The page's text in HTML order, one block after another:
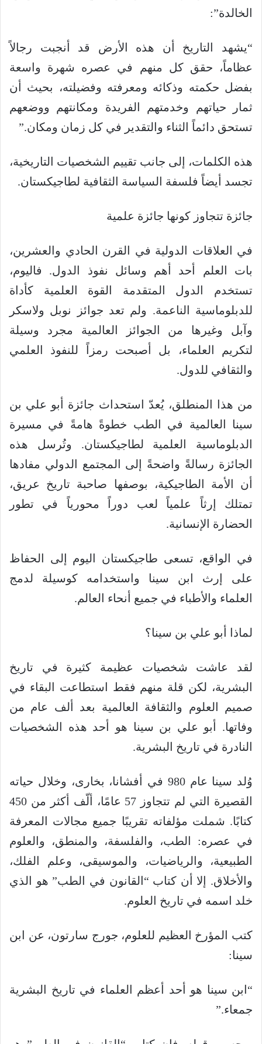
الخالدة”:
“يشهد التاريخ أن هذه الأرض قد أنجبت رجالاً
عظاماً، حقق كل منهم في عصره شهرة واسعة
بفضل حكمته وذكائه ومعرفته وفضيلته، بحيث أن
ثمار حياتهم وخدمتهم الفريدة ومكانتهم ووضعهم
تستحق دائماً الثناء والتقدير في كل زمان ومكان.”
هذه الكلمات، إلى جانب تقييم الشخصيات التاريخية،
تجسد أيضاً فلسفة السياسة الثقافية لطاجيكستان.
جائزة تتجاوز كونها جائزة علمية
في العلاقات الدولية في القرن الحادي والعشرين،
بات العلم أحد أهم وسائل نفوذ الدول. فاليوم،
تستخدم الدول المتقدمة القوة العلمية كأداة
للدبلوماسية الناعمة. ولم تعد جوائز نوبل ولاسكر
وآبل وغيرها من الجوائز العالمية مجرد وسيلة
لتكريم العلماء، بل أصبحت رمزاً للنفوذ العلمي
والثقافي للدول.
من هذا المنطلق، يُعدّ استحداث جائزة أبو علي بن
سينا العالمية في الطب خطوةً هامةً في مسيرة
الدبلوماسية العلمية لطاجيكستان. وتُرسل هذه
الجائزة رسالةً واضحةً إلى المجتمع الدولي مفادها
أن الأمة الطاجيكية، بوصفها صاحبة تاريخ عريق،
تمتلك إرثاً علمياً لعب دوراً محورياً في تطور
الحضارة الإنسانية.
في الواقع، تسعى طاجيكستان اليوم إلى الحفاظ
على إرث ابن سينا ​​واستخدامه كوسيلة لدمج
العلماء والأطباء في جميع أنحاء العالم.
لماذا أبو علي بن سينا؟
لقد عاشت شخصيات عظيمة كثيرة في تاريخ
البشرية، لكن قلة منهم فقط استطاعت البقاء في
صميم العلوم والثقافة العالمية بعد ألف عام من
وفاتها. أبو علي بن سينا ​​هو أحد هذه الشخصيات
النادرة في تاريخ البشرية.
وُلد سينا ​​عام 980 في أفشانا، بخارى، وخلال حياته
القصيرة التي لم تتجاوز 57 عامًا، ألّف أكثر من 450
كتابًا. شملت مؤلفاته تقريبًا جميع مجالات المعرفة
في عصره: الطب، والفلسفة، والمنطق، والعلوم
الطبيعية، والرياضيات، والموسيقى، وعلم الفلك،
والأخلاق. إلا أن كتاب “القانون في الطب” هو الذي
خلد اسمه في تاريخ العلوم.
كتب المؤرخ العظيم للعلوم، جورج سارتون، عن ابن
سينا:
“ابن سينا هو أحد أعظم العلماء في تاريخ البشرية
جمعاء.”